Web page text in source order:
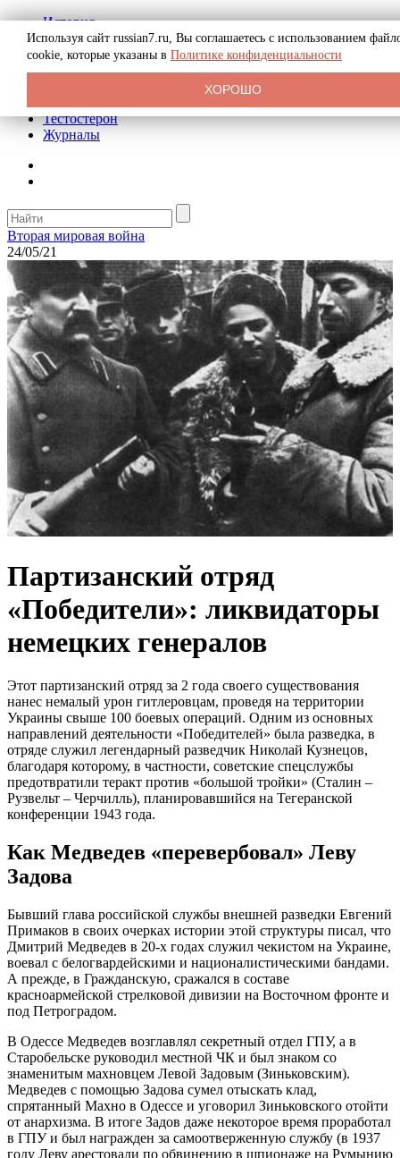
История
Биография
Криминал
Реклама на сайте
Тестостерон
Журналы
Вторая мировая война
24/05/21
Партизанский отряд
«Победители»: ликвидаторы
немецких генералов
Этот партизанский отряд за 2 года своего существования
нанес немалый урон гитлеровцам, проведя на территории
Украины свыше 100 боевых операций. Одним из основных
направлений деятельности «Победителей» была разведка, в
отряде служил легендарный разведчик Николай Кузнецов,
благодаря которому, в частности, советские спецслужбы
предотвратили теракт против «большой тройки» (Сталин –
Рузвельт – Черчилль), планировавшийся на Тегеранской
конференции 1943 года.
Как Медведев «перевербовал» Леву
Задова
Бывший глава российской службы внешней разведки Евгений
Примаков в своих очерках истории этой структуры писал, что
Дмитрий Медведев в 20-х годах служил чекистом на Украине,
воевал с белогвардейскими и националистическими бандами.
А прежде, в Гражданскую, сражался в составе
красноармейской стрелковой дивизии на Восточном фронте и
под Петроградом.
В Одессе Медведев возглавлял секретный отдел ГПУ, а в
Старобельске руководил местной ЧК и был знаком со
знаменитым махновцем Левой Задовым (Зиньковским).
Медведев с помощью Задова сумел отыскать клад,
спрятанный Махно в Одессе и уговорил Зиньковского отойти
от анархизма. В итоге Задов даже некоторое время проработал
в ГПУ и был награжден за самоотверженную службу (в 1937
году Леву арестовали по обвинению в шпионаже на Румынию
Используя сайт russian7.ru, Вы соглашаетесь с использованием
cookie, которые указаны в Политике конфиденциальности
ХОРОШО